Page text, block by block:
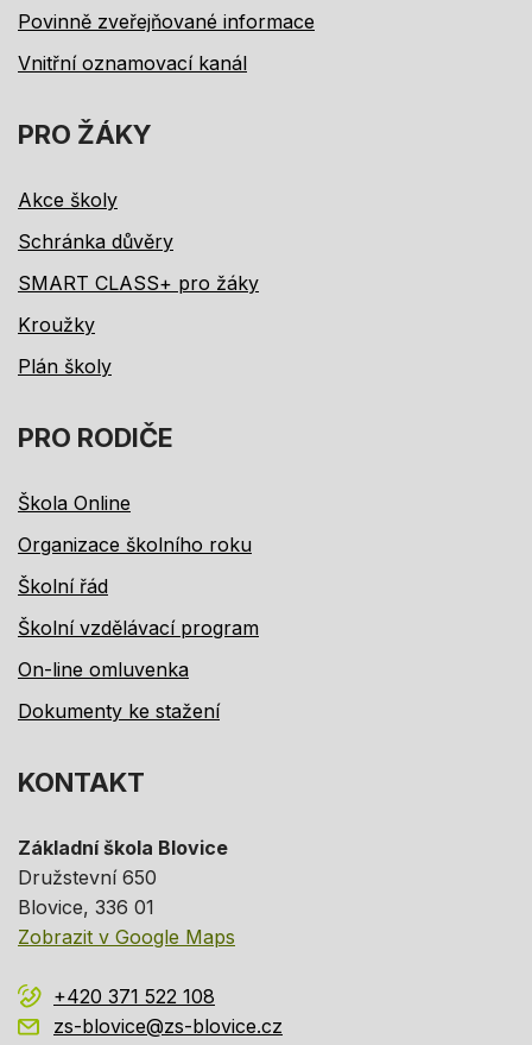
Povinně zveřejňované informace
Vnitřní oznamovací kanál
PRO ŽÁKY
Akce školy
Schránka důvěry
SMART CLASS+ pro žáky
Kroužky
Plán školy
PRO RODIČE
Škola Online
Organizace školního roku
Školní řád
Školní vzdělávací program
On-line omluvenka
Dokumenty ke stažení
KONTAKT
Základní škola Blovice
Družstevní 650
Blovice, 336 01
Zobrazit v Google Maps
+420 371 522 108
zs-blovice@zs-blovice.cz